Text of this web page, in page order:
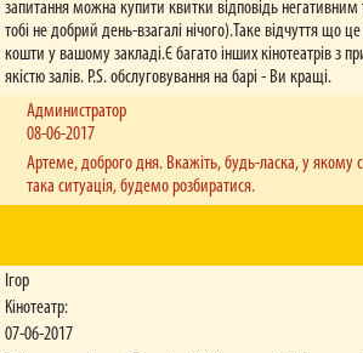
запитання можна купити квитки відповідь
тобі не добрий день-взагалі нічого).Таке відчуття що
кошти у вашому закладі.Є багато інших кінотеатрів з
якістю залів. P.S. обслуговування на барі - Ви кращі.
Администратор
08-06-2017
Артеме, доброго дня. Вкажіть, будь-ласка, у якому
така ситуація, будемо розбиратися.
Ігор
Кінотеатр:
07-06-2017